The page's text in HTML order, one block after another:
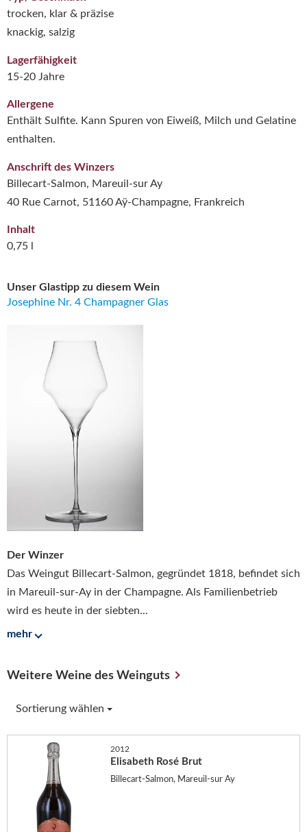
Unser Glastipp zu diesem Wein
Josephine Nr. 4 Champagner Glas
Der Winzer
Das Weingut Billecart-Salmon, gegründet 1818, befindet sich
in Mareuil-sur-Ay in der Champagne. Als Familienbetrieb
wird es heute in der siebten...
mehr
trocken, klar & präzise
knackig, salzig
Lagerfähigkeit
15-20 Jahre
Allergene
Enthält Sulfite. Kann Spuren von Eiweiß, Milch und Gelatine
enthalten.
Anschrift des Winzers
Billecart-Salmon, Mareuil-sur Ay
40 Rue Carnot, 51160 Aÿ-Champagne, Frankreich
Inhalt
0,75 l
Weitere Weine des Weinguts
Sortierung wählen
2012
Elisabeth Rosé Brut
Billecart-Salmon, Mareuil-sur Ay